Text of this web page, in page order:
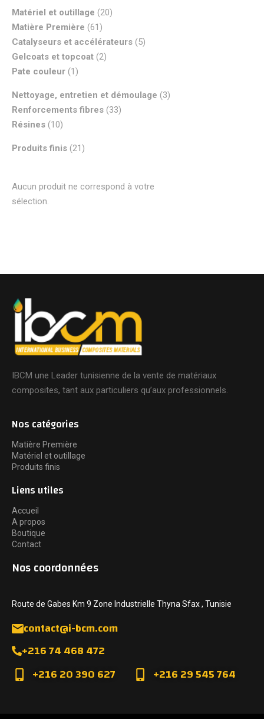
Aucun produit ne correspond à votre
sélection.
Matériel et outillage (20)
Matière Première (61)
Catalyseurs et accélérateurs (5)
Gelcoats et topcoat (2)
Pate couleur (1)
Nettoyage, entretien et démoulage (3)
Renforcements fibres (33)
Résines (10)
Produits finis (21)
IBCM une Leader tunisienne de la vente de matériaux
composites, tant aux particuliers qu’aux professionnels.
Nos catégories
Matière Première
Matériel et outillage
Produits finis
Liens utiles
Accueil
A propos
Boutique
Contact
Nos coordonnées
Route de Gabes Km 9 Zone Industrielle Thyna Sfax , Tunisie
contact@i-bcm.com
+216 74 468 472
+216 20 390 627
+216 29 545 764